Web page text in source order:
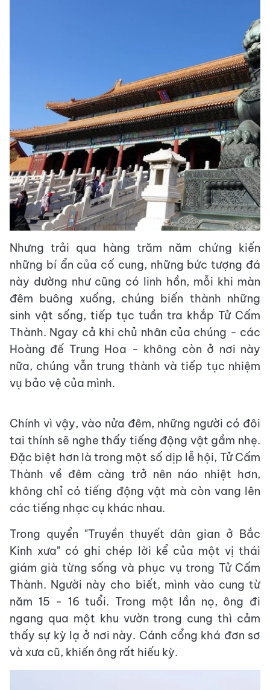
Nhưng trải qua hàng trăm năm chứng kiến
những bí ẩn của cố cung, những bức tượng đá
này dường như cũng có linh hồn, mỗi khi màn
đêm buông xuống, chúng biến thành những
sinh vật sống, tiếp tục tuần tra khắp Tử Cấm
Thành. Ngay cả khi chủ nhân của chúng - các
Hoàng đế Trung Hoa - không còn ở nơi này
nữa, chúng vẫn trung thành và tiếp tục nhiệm
vụ bảo vệ của mình.
Chính vì vậy, vào nửa đêm, những người có đôi
tai thính sẽ nghe thấy tiếng động vật gầm nhẹ.
Đặc biệt hơn là trong một số dịp lễ hội, Tử Cấm
Thành về đêm càng trở nên náo nhiệt hơn,
không chỉ có tiếng động vật mà còn vang lên
các tiếng nhạc cụ khác nhau.
Trong quyển "Truyền thuyết dân gian ở Bắc
Kinh xưa" có ghi chép lời kể của một vị thái
giám già từng sống và phục vụ trong Tử Cấm
Thành. Người này cho biết, mình vào cung từ
năm 15 - 16 tuổi. Trong một lần nọ, ông đi
ngang qua một khu vườn trong cung thì cảm
thấy sự kỳ lạ ở nơi này. Cánh cổng khá đơn sơ
và xưa cũ, khiến ông rất hiếu kỳ.